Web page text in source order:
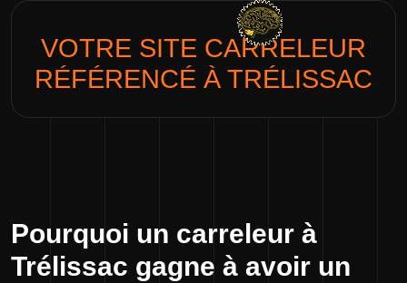
VOTRE SITE CARRELEUR
RÉFÉRENCÉ À TRÉLISSAC
Pourquoi un carreleur à
Trélissac gagne à avoir un